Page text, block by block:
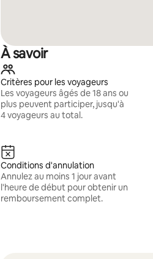
À savoir
Critères pour les voyageurs
Les voyageurs âgés de 18 ans ou
plus peuvent participer, jusqu'à
4 voyageurs au total.
Conditions d'annulation
Annulez au moins 1 jour avant
l'heure de début pour obtenir un
remboursement complet.